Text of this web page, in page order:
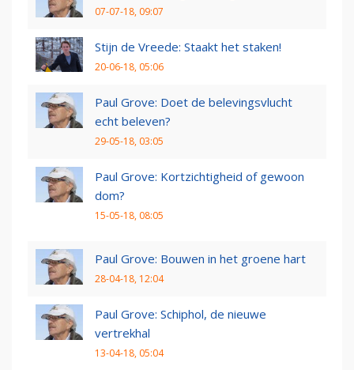
07-07-18, 09:07
Stijn de Vreede: Staakt het staken!
20-06-18, 05:06
Paul Grove: Doet de belevingsvlucht
echt beleven?
29-05-18, 03:05
Paul Grove: Kortzichtigheid of gewoon
dom?
15-05-18, 08:05
Paul Grove: Bouwen in het groene hart
28-04-18, 12:04
Paul Grove: Schiphol, de nieuwe
vertrekhal
13-04-18, 05:04